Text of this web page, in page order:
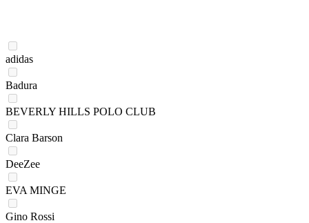
adidas
Badura
BEVERLY HILLS POLO CLUB
Clara Barson
DeeZee
EVA MINGE
Gino Rossi